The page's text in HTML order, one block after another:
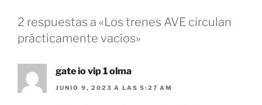
a
n
u
e
)
n
a
n
u
a
)
2 respuestas a «Los trenes AVE circulan
prácticamente vacíos»
gate io vip 1 olma
JUNIO 9, 2023 A LAS 5:27 AM